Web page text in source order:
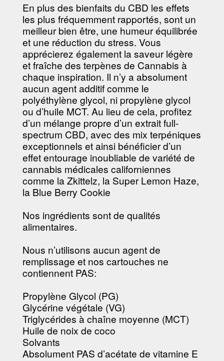
En plus des bienfaits du CBD les effets
les plus fréquemment rapportés, sont un
meilleur bien être, une humeur équilibrée
et une réduction du stress. Vous
apprécierez également la saveur légère
et fraîche des terpènes de Cannabis à
chaque inspiration. Il n’y a absolument
aucun agent additif comme le
polyéthylène glycol, ni propylène glycol
ou d’huile MCT. Au lieu de cela, profitez
d’un mélange propre d’un extrait full-
spectrum CBD, avec des mix terpéniques
exceptionnels et ainsi bénéficier d’un
effet entourage inoubliable de variété de
cannabis médicales californiennes
comme la Zkittelz, la Super Lemon Haze,
la Blue Berry Cookie
Nos ingrédients sont de qualités
alimentaires.
Nous n’utilisons aucun agent de
remplissage et nos cartouches ne
contiennent PAS:
Propylène Glycol (PG)
Glycérine végétale (VG)
Triglycérides à chaîne moyenne (MCT)
Huile de noix de coco
Solvants
Absolument PAS d’acétate de vitamine E